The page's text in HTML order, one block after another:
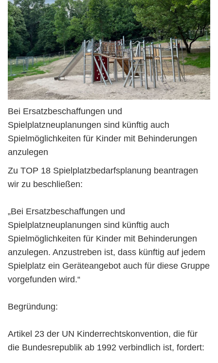
Bei Ersatzbeschaffungen und
Spielplatzneuplanungen sind künftig auch
Spielmöglichkeiten für Kinder mit Behinderungen
anzulegen
Zu TOP 18 Spielplatzbedarfsplanung beantragen
wir zu beschließen:
„Bei Ersatzbeschaffungen und
Spielplatzneuplanungen sind künftig auch
Spielmöglichkeiten für Kinder mit Behinderungen
anzulegen. Anzustreben ist, dass künftig auf jedem
Spielplatz ein Geräteangebot auch für diese Gruppe
vorgefunden wird.“
Begründung:
Artikel 23 der UN Kinderrechtskonvention, die für
die Bundesrepublik ab 1992 verbindlich ist, fordert: